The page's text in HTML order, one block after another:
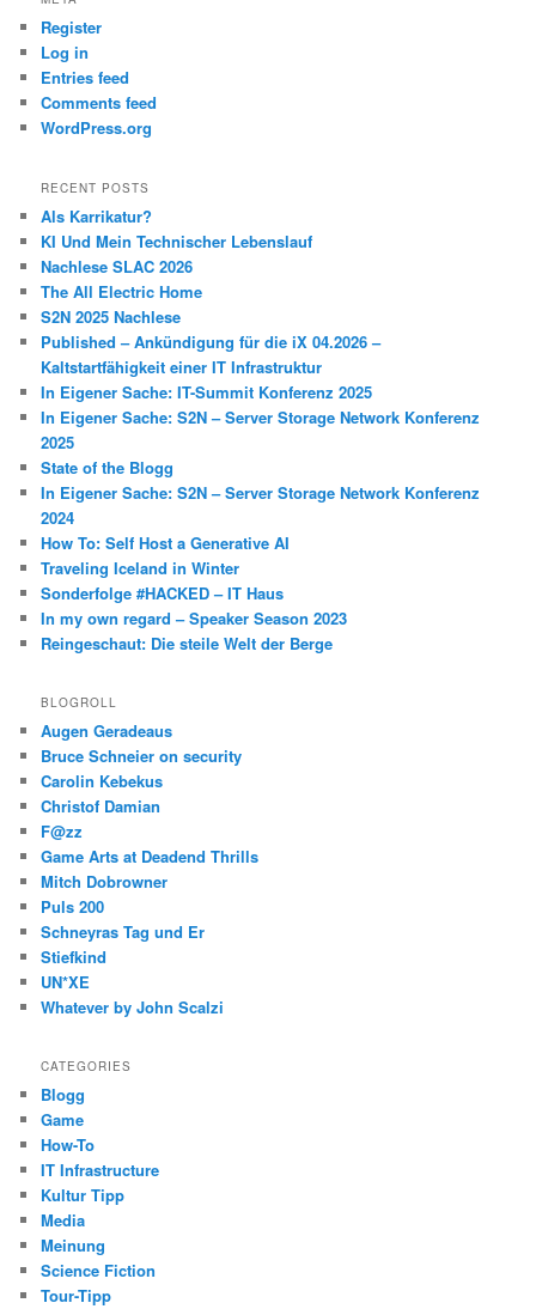
Register
Log in
Entries feed
Comments feed
WordPress.org
RECENT POSTS
Als Karrikatur?
KI Und Mein Technischer Lebenslauf
Nachlese SLAC 2026
The All Electric Home
S2N 2025 Nachlese
Published – Ankündigung für die iX 04.2026 –
Kaltstartfähigkeit einer IT Infrastruktur
In Eigener Sache: IT-Summit Konferenz 2025
In Eigener Sache: S2N – Server Storage Network Konferenz
2025
State of the Blogg
In Eigener Sache: S2N – Server Storage Network Konferenz
2024
How To: Self Host a Generative AI
Traveling Iceland in Winter
Sonderfolge #HACKED – IT Haus
In my own regard – Speaker Season 2023
Reingeschaut: Die steile Welt der Berge
BLOGROLL
Augen Geradeaus
Bruce Schneier on security
Carolin Kebekus
Christof Damian
F@zz
Game Arts at Deadend Thrills
Mitch Dobrowner
Puls 200
Schneyras Tag und Er
Stiefkind
UN*XE
Whatever by John Scalzi
CATEGORIES
Blogg
Game
How-To
IT Infrastructure
Kultur Tipp
Media
Meinung
Science Fiction
Tour-Tipp